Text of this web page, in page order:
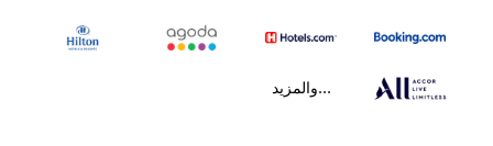
...والمزيد